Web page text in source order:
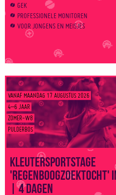
GEK
PROFESSIONELE MONITOREN
VOOR JONGENS EN MEISJES
VANAF MAANDAG 17 AUGUSTUS 2026
4–6 JAAR
ZOMER-W8
PULDERBOS
Kleutersportstage
'Regenboogzoektocht'
| 4 dagen